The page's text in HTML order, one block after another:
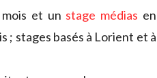
et un stage médias en
; stages basés à Lorient et à